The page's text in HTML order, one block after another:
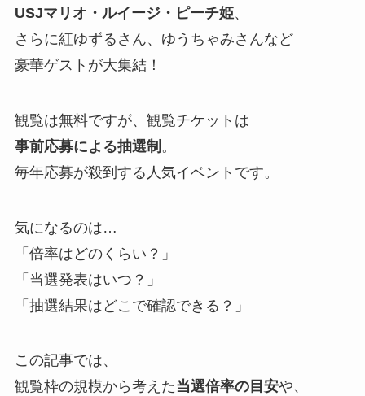
USJマリオ・ルイージ・ピーチ姫、
さらに紅ゆずるさん、ゆうちゃみさんなど
豪華ゲストが大集結！
観覧は無料ですが、観覧チケットは
事前応募による抽選制 。
毎年応募が殺到する人気イベントです。
気になるのは…
「倍率はどのくらい？」
「当選発表はいつ？」
「抽選結果はどこで確認できる？」
この記事では、
観覧枠の規模から考えた当選倍率の目安や、